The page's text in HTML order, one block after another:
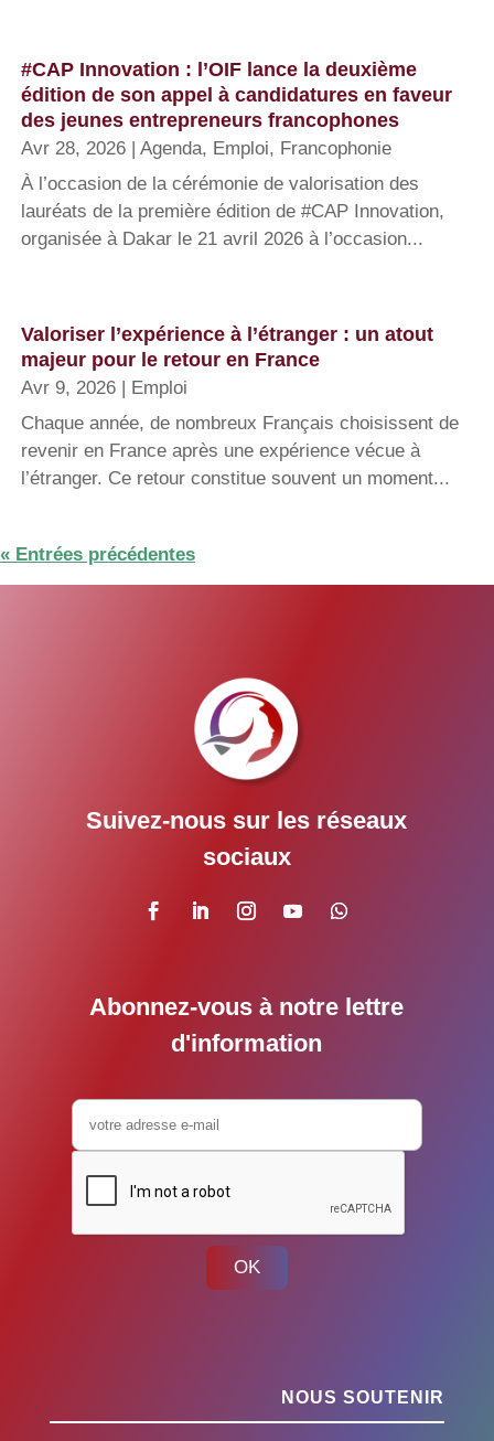
#CAP Innovation : l’OIF lance la deuxième
édition de son appel à candidatures en faveur
des jeunes entrepreneurs francophones
Avr 28, 2026 Agenda, Emploi, Francophonie
À l’occasion de la cérémonie de valorisation des
lauréats de la première édition de #CAP Innovation,
organisée à Dakar le 21 avril 2026 à l’occasion...
Valoriser l’expérience à l’étranger : un atout
majeur pour le retour en France
Avr 9, 2026
Emploi
Chaque année, de nombreux Français choisissent de
revenir en France après une expérience vécue à
l’étranger. Ce retour constitue souvent un moment...
« Entrées précédentes
Suivez-nous sur les réseaux
sociaux
Abonnez-vous à notre lettre
d'information
OK
NOUS SOUTENIR